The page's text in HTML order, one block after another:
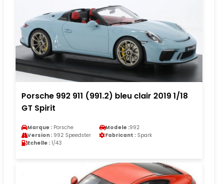
Porsche 992 911 (991.2) bleu clair 2019 1/18
GT Spirit
Marque : Porsche Modele :992
Version : 992 Speedster Fabricant : Spark
Echelle : 1/43